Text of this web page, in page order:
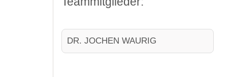
DR. JOCHEN WAURIG